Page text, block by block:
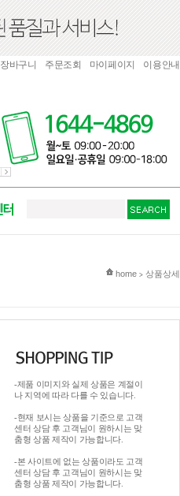
장바구니 주문조회 마이페이지 이용안내
현재 위치
home > 상품상세
-제품 이미지와 실제 상품은 계절이
나 지역에 따라 다를 수 있습니다.
-현재 보시는 상품을 기준으로 고객
센터 상담 후 고객님이 원하시는 맞
춤형 상품 제작이 가능합니다.
-본 사이트에 없는 상품이라도 고객
센터 상담 후 고객님이 원하시는 맞
춤형 상품 제작이 가능합니다.